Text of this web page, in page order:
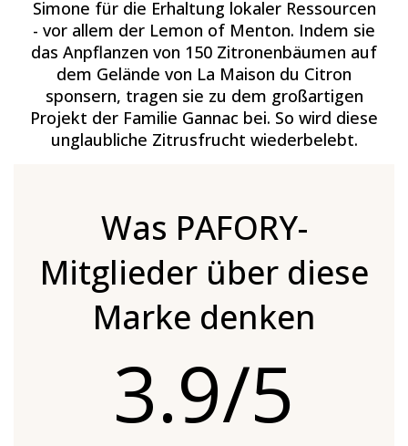
Simone für die Erhaltung lokaler Ressourcen
- vor allem der Lemon of Menton. Indem sie
das Anpflanzen von 150 Zitronenbäumen auf
dem Gelände von La Maison du Citron
sponsern, tragen sie zu dem großartigen
Projekt der Familie Gannac bei. So wird diese
unglaubliche Zitrusfrucht wiederbelebt.
Was PAFORY-
Mitglieder über diese
Marke denken
3.9/5